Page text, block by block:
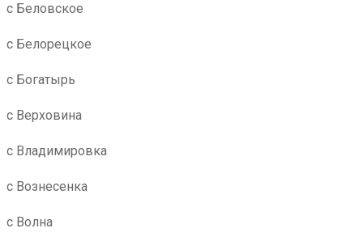
с Беловское
с Белорецкое
с Богатырь
с Верховина
с Владимировка
с Вознесенка
с Волна